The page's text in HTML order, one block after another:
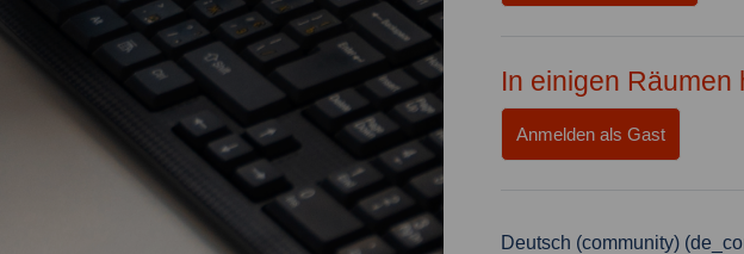
In einigen Räumen
Anmelden als Gast
Deutsch (community)